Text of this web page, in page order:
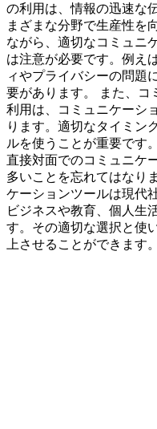
の利用は、情報の迅速な
まざまな分野で生産性を
ながら、適切なコミュニ
は注意が必要です。例え
ィやプライバシーの問題
要があります。 また、コ
利用は、コミュニケーシ
ります。適切なタイミン
ルを使うことが重要です
直接対面でのコミュニケ
多いことを忘れてはなり
ケーションツールは現代
ビジネスや教育、個人生
す。その適切な選択と使
上させることができます。